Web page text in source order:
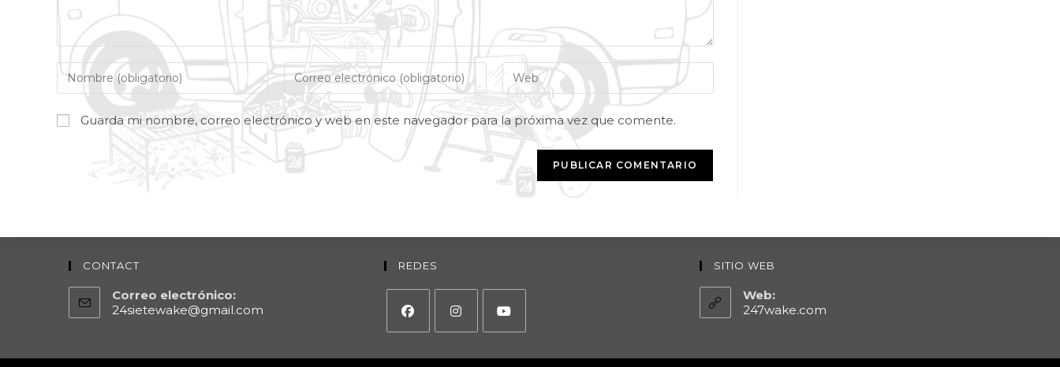
Guarda mi nombre, correo electrónico y web en este navegador para la próxima vez que comente.
CONTACT
Correo electrónico:
24sietewake@gmail.com
REDES SITIO WEB
Web:
247wake.com